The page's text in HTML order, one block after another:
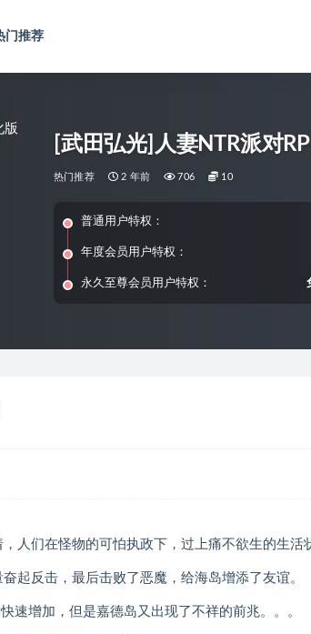
门推荐
[武田弘光]人妻NTR派对
热门推荐 2 年前 706 10
普通用户特权：
年度会员用户特权：
永久至尊会员用户特权：
人们在怪物的可怕执政下，过上痛不欲生的生活
起反击，最后击败了恶魔，给海岛增添了友谊。
速增加，但是嘉德岛又出现了不祥的前兆。。。